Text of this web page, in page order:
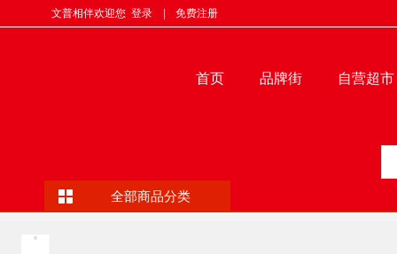
文普相伴欢迎您 登录 免费注册
首页 品牌街 自营超市
全部商品分类